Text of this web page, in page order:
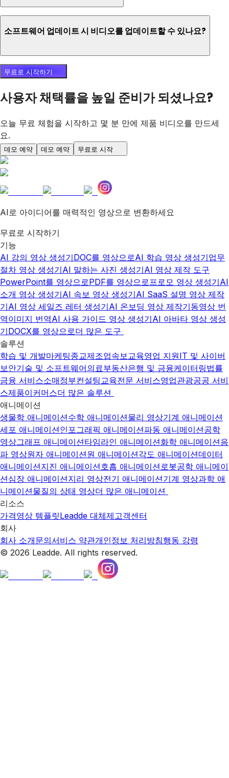
소프트웨어 업데이트 시 비디오를 업데이트할 수 있나요?
무료로 시작하기
사용자 채택률을 높일 준비가 되셨나요?
오늘 무료 체험을 시작하고 몇 분 만에 제품 비디오를 만드세
요.
데모 예약 데모 예약 무료로 시작
AI로 아이디어를 매력적인 영상으로 변환하세요
무료로 시작하기
기능
AI 강의 영상 생성기DOC를 영상으로AI 학습 영상 생성기업무
절차 영상 생성기AI 말하는 사진 생성기AI 영상 제작 도구
PowerPoint를 영상으로PDF를 영상으로프로모 영상 생성기AI
소개 영상 생성기AI 속보 영상 생성기AI SaaS 설명 영상 제작
기AI 영상 세일즈 레터 생성기AI 온보딩 영상 제작기동영상 번
역이미지 번역AI 사용 가이드 영상 생성기AI 아바타 영상 생성
기DOCX를 영상으로더 많은 도구
솔루션
학습 및 개발마케팅종교제조업속보교육영업 지원IT 및 사이버
보안기술 및 소프트웨어의료부동산은행 및 금융케이터링법률
금융 서비스소매정부컨설팅교육전문 서비스영업관광공공 서비
스제품이커머스더 많은 솔루션
애니메이션
생물학 애니메이션수학 애니메이션물리 영상기계 애니메이션
세포 애니메이션인포그래픽 애니메이션파동 애니메이션공학
영상그래프 애니메이션타임라인 애니메이션화학 애니메이션음
파 영상원자 애니메이션원 애니메이션각도 애니메이션데이터
애니메이션지진 애니메이션호흡 애니메이션로봇공학 애니메이
션심장 애니메이션지리 영상전기 애니메이션기계 영상과학 애
니메이션물질의 상태 영상더 많은 애니메이션
리소스
가격영상 템플릿Leadde 대체제고객센터
회사
회사 소개문의서비스 약관개인정보 처리방침행동 강령
© 2026 Leadde. All rights reserved.